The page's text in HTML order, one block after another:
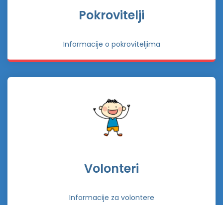
Pokrovitelji
Informacije o pokroviteljima
Volonteri
Informacije za volontere